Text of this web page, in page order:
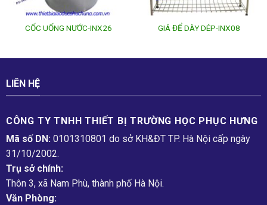
CỐC UỐNG NƯỚC-INX26 GIÁ ĐỂ DÀY DÉP-INX08
LIÊN HỆ
CÔNG TY TNHH THIẾT BỊ TRƯỜNG HỌC PHỤC H­ƯNG
Mã số DN: 0101310801 do sở KH&ĐT TP. Hà Nội cấp ngày
31/10/2002.
Trụ sở chính:
Thôn 3, xã Nam Phù, thành phố Hà Nội.
Văn Phòng: